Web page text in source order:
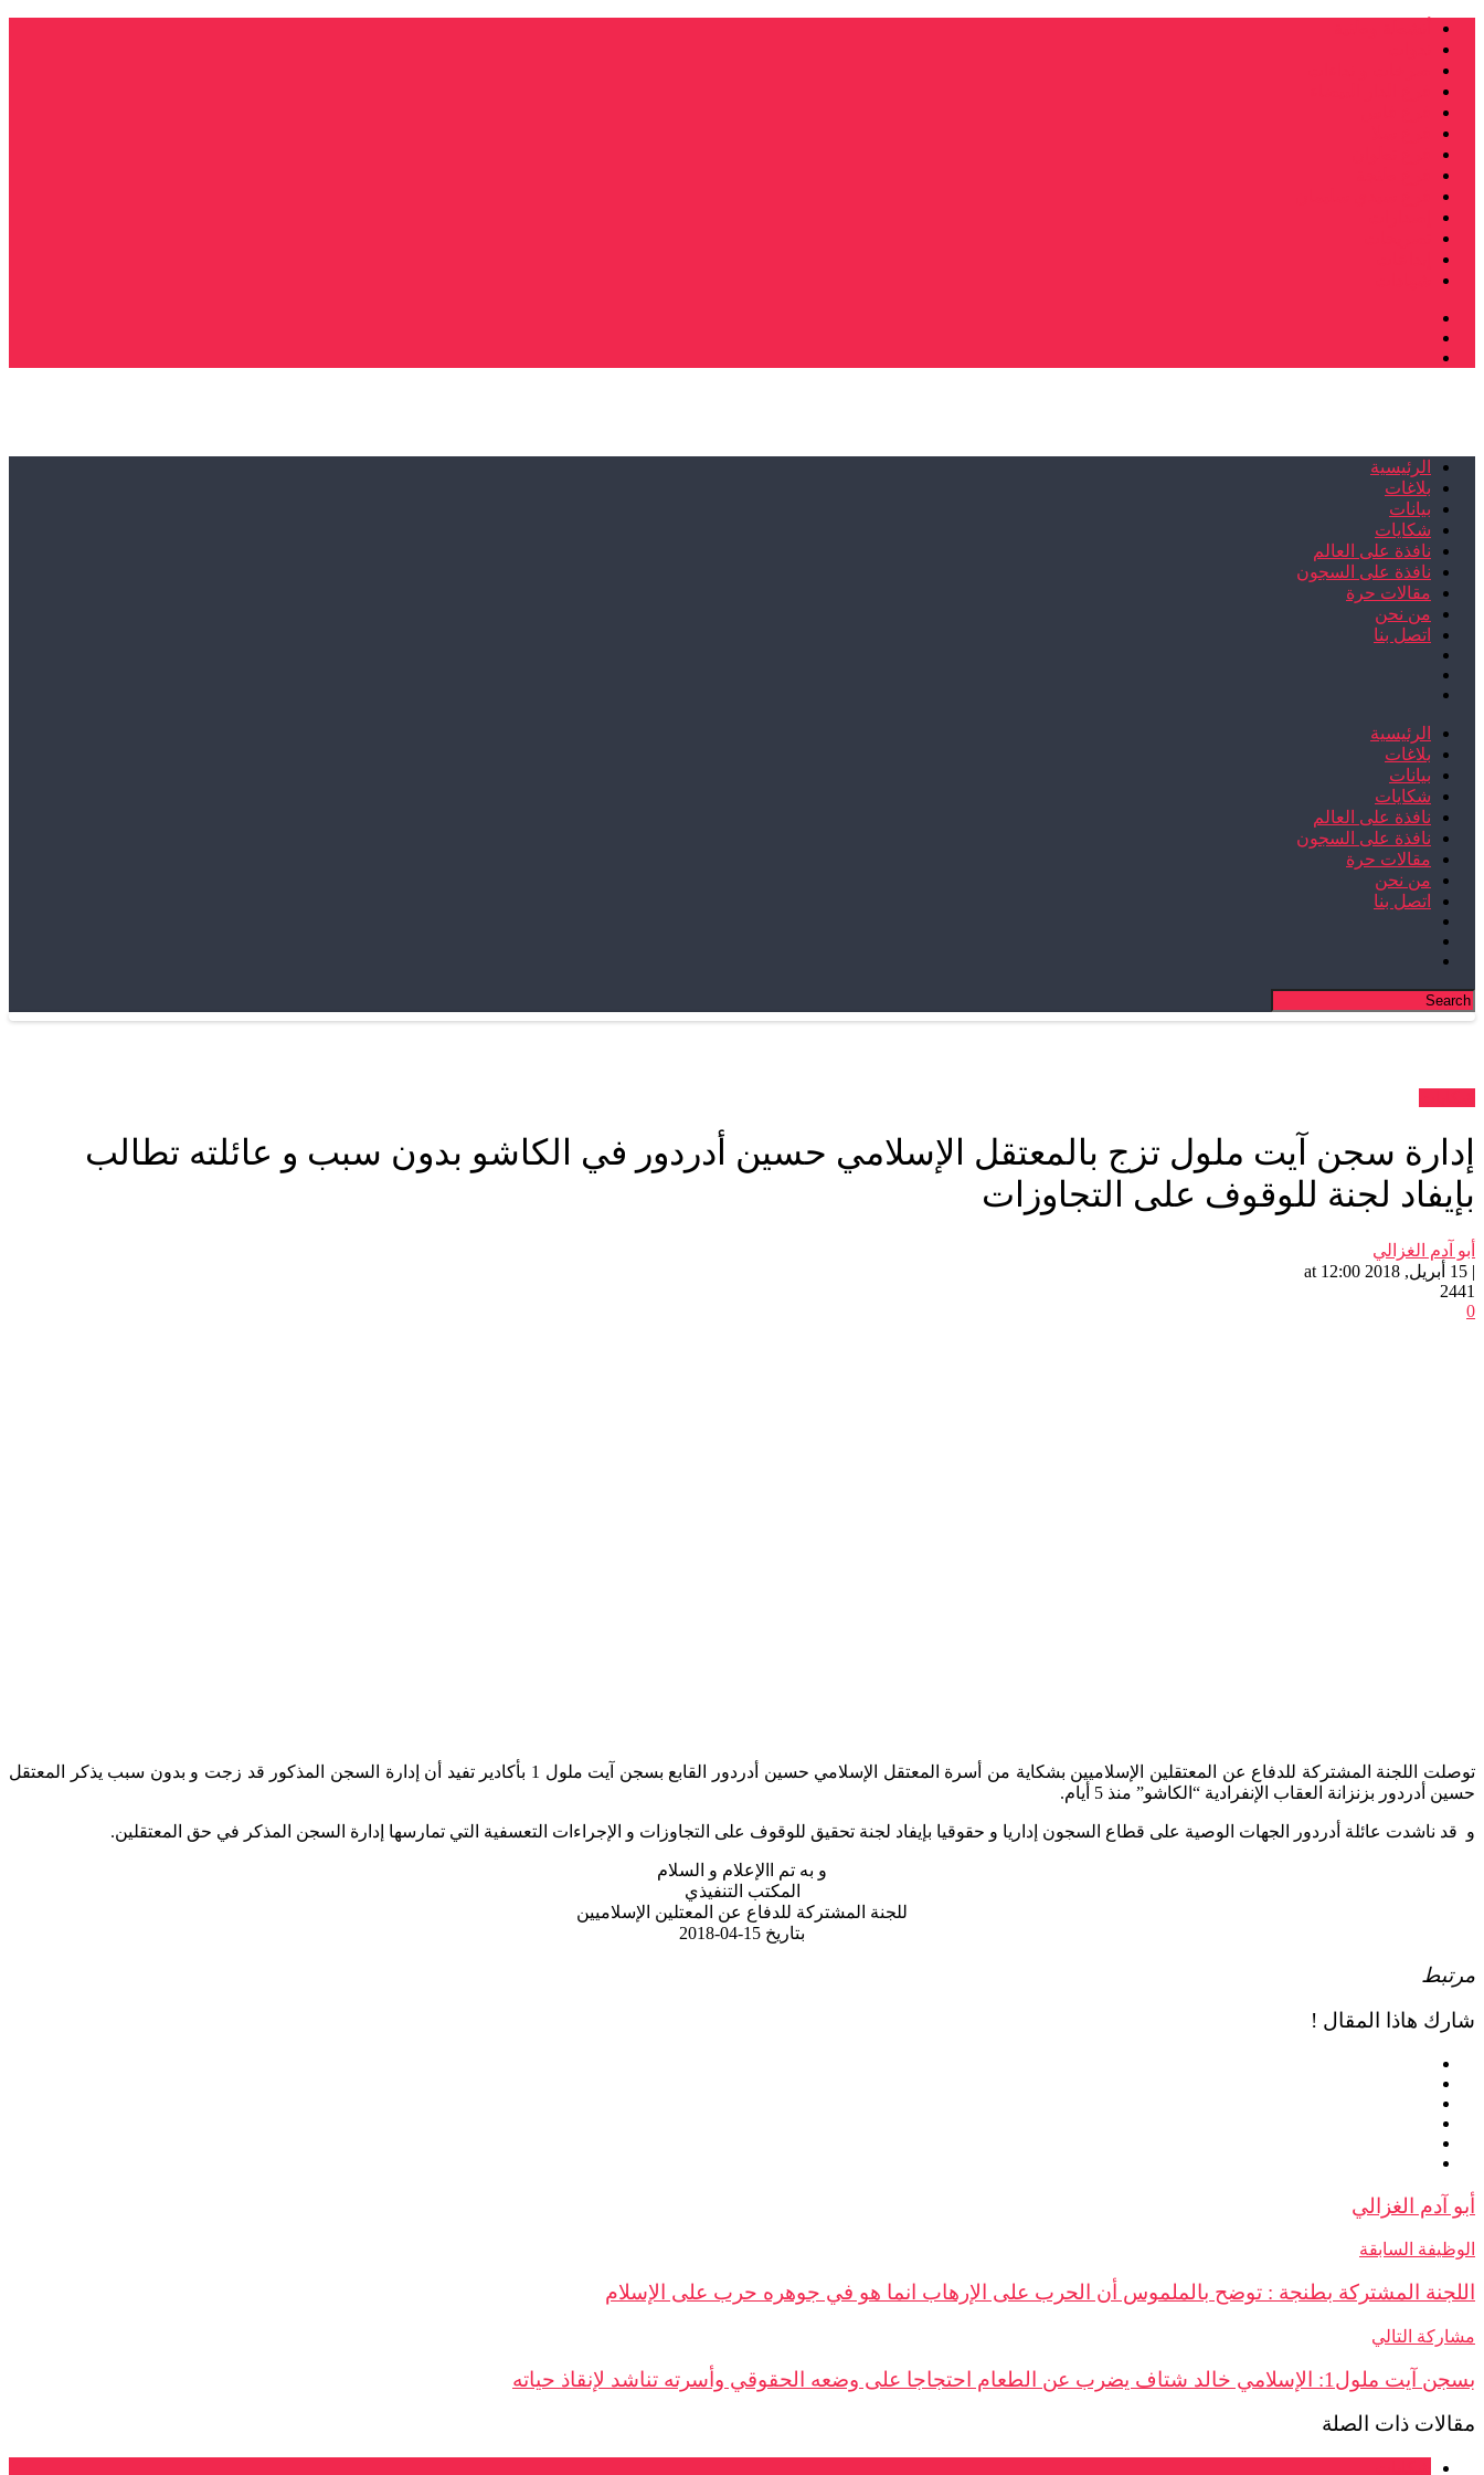
الرئيسية
بلاغات
بيانات
شكايات
نافذة على العالم
نافذة على السجون
مقالات حرة
من نحن
اتصل بنا
الرئيسية
بلاغات
بيانات
شكايات
نافذة على العالم
نافذة على السجون
مقالات حرة
من نحن
اتصل بنا
إدارة سجن آيت ملول تزج بالمعتقل الإسلامي حسين أدردور في الكاشو بدون سبب و عائلته تطالب
بإيفاد لجنة للوقوف على التجاوزات
أبو آدم الغزالي
| 15 أبريل, 2018 at 12:00
2441
0
توصلت اللجنة المشتركة للدفاع عن المعتقلين الإسلاميين بشكاية من أسرة المعتقل الإسلامي حسين أدردور القابع بسجن آيت ملول 1 بأكادير تفيد أن إدارة السجن المذكور قد زجت و بدون سبب يذكر المعتقل
حسين أدردور بزنزانة العقاب الإنفرادية “الكاشو” منذ 5 أيام.
و قد ناشدت عائلة أدردور الجهات الوصية على قطاع السجون إداريا و حقوقيا بإيفاد لجنة تحقيق للوقوف على التجاوزات و الإجراءات التعسفية التي تمارسها إدارة السجن المذكر في حق المعتقلين.
و به تم االإعلام و السلام
المكتب التنفيذي
للجنة المشتركة للدفاع عن المعتلين الإسلاميين
بتاريخ 15-04-2018
مرتبط
شارك هاذا المقال !
أبو آدم الغزالي
الوظيفة السابقة
اللجنة المشتركة بطنجة : توضح بالملموس أن الحرب على الإرهاب انما هو في جوهره حرب على الإسلام
مشاركة التالي
بسجن آيت ملول1: الإسلامي خالد شتاف يضرب عن الطعام احتجاجا على وضعه الحقوقي وأسرته تناشد لإنقاذ حياته
مقالات ذات الصلة